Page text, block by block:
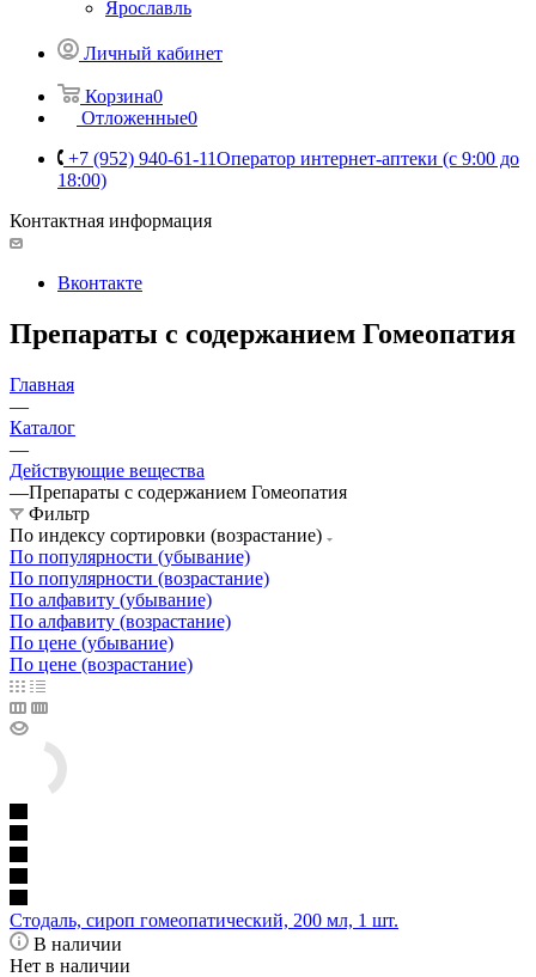
Ярославль
Личный кабинет
Корзина0
Отложенные0
+7 (952) 940-61-11Оператор интернет-аптеки (с 9:00 до
18:00)
Контактная информация
Вконтакте
Препараты с содержанием Гомеопатия
Главная
—
Каталог
—
Действующие вещества
—Препараты с содержанием Гомеопатия
Фильтр
По индексу сортировки (возрастание)
По популярности (убывание)
По популярности (возрастание)
По алфавиту (убывание)
По алфавиту (возрастание)
По цене (убывание)
По цене (возрастание)
Стодаль, сироп гомеопатический, 200 мл, 1 шт.
В наличии
Нет в наличии